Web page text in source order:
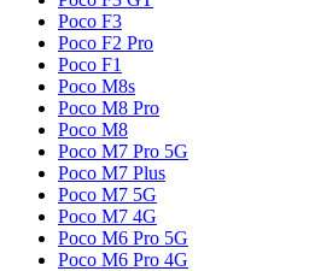
Poco F3
Poco F2 Pro
Poco F1
Poco M8s
Poco M8 Pro
Poco M8
Poco M7 Pro 5G
Poco M7 Plus
Poco M7 5G
Poco M7 4G
Poco M6 Pro 5G
Poco M6 Pro 4G